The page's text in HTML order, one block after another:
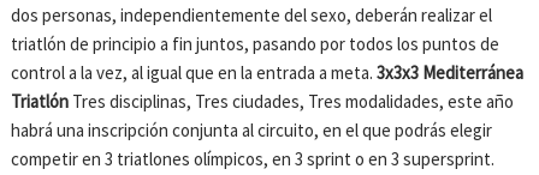
dos personas, independientemente del sexo, deberán realizar el
triatlón de principio a fin juntos, pasando por todos los puntos de
control a la vez, al igual que en la entrada a meta.3x3x3 Mediterránea
Triatlón Tres disciplinas, Tres ciudades, Tres modalidades, este año
habrá una inscripción conjunta al circuito, en el que podrás elegir
competir en 3 triatlones olímpicos, en 3 sprint o en 3 supersprint.